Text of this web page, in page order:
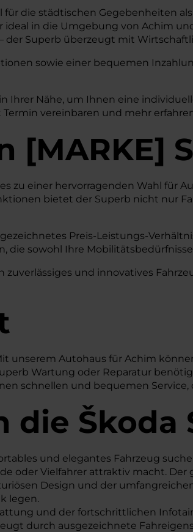
die städtischen Gegebenheiten
in die Umgebung von Achim
Superb überzeugt mit
sowie einer bequemen
Ihrer Nähe, um Ihnen eine
vereinbaren und mehr
[MARKE]
zu einer hervorragenden Wahl für
bietet der Superb nicht nur
Preis-Leistungs-
sowohl Ihre
und innovatives
unserem Autohaus für Achim
Wartung oder Reparatur
schnellen und bequemen
die Škoda
und elegantes Fahrzeug
oder Vielfahrer attraktiv macht.
Design und der
legen.
und der fortschrittlichen
durch ausgezeichnete